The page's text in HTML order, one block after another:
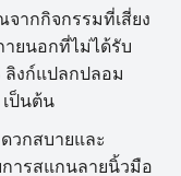
ากกิจกรรมที่เสี่ยง
ยนอกที่ไม่ได้รับ
ลิงก์แปลกปลอม
ป็นต้น
วกสบายและ
ารสแกนลายนิ้วมือ